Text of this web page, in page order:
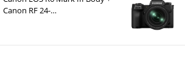
Canon RF 24-